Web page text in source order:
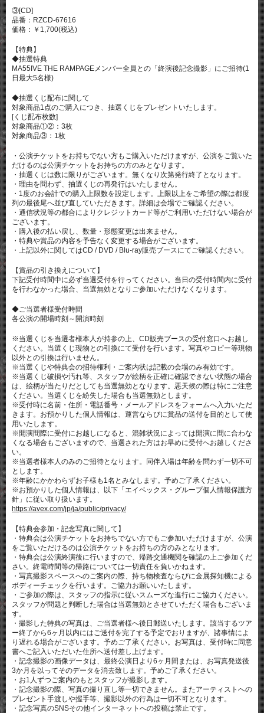
③[CD]
品番：RZCD-67616
価格：￥1,700(税込)
【特典】
◆抽選特典
MA55IVE THE RAMPAGEメンバー全員との「終演後記念撮影」にご招待(1
日最大5名様)
◆抽選くじ配布に関して
対象商品1点のご購入につき、抽選くじをプレゼントいたします。
[くじ配布枚数]
対象商品①②：3枚
対象商品③：1枚
・公演チケットをお持ちでない方もご購入いただけますが、公演をご覧いた
だけるのは公演チケットをお持ちの方のみとなります。
・抽選くじは数に限りがございます。無くなり次第発行終了となります。
・理由を問わず、抽選くじの再発行はいたしません。
・1度のお会計での購入上限数を設定します。上限以上をご希望の際は都度
列の最後尾へ並び直していただきます。詳細は会場でご確認ください。
・通信状況等の都合によりクレジットカード等がご利用いただけない場合が
ございます。
・購入後の払い戻し、数量・形態変更は出来ません。
・特典や賞品の内容を予告なく変更する場合がございます。
・上記以外に関してはCD / DVD / Blu-ray販売ブースにてご確認ください。
【賞品の引き換えについて】
下記受付時間中に必ず当選受付を行ってください。当日の受付時間内に受付
を行わなかった場合、当選無効となりご参加いただけなくなります。
◆ご当選者様受付時間
各公演の開場時刻～開演時刻
※当選くじを当選者様本人が持参の上、CD販売ブースの受付窓口へお越し
ください。当選くじ現物との引換にて受付を行います。写真やコピー等現物
以外との引換は行いません。
※当選くじや特典会の招待権利・ご案内状は記載の会場のみ有効です。
※当選くじ破損や汚れ等、スタッフが絵柄を正確に確認できない状態の場合
は、絵柄が当たりだとしても当選無効となります。悪天候の際は特にご注意
ください。当選くじを紛失した場合も当選無効とします。
※受付時に名前・住所・電話番号・メールアドレスをフォームへ入力いただ
きます。お預かりした個人情報は、運営ならびに賞品の送付を目的として使
用いたします。
※開演間際に受付にお越しになると、混雑状況によっては開演に間に合わな
くなる場合もございますので、当選された方はお早めに受付へお越しくださ
い。
※当選者様本人のみのご招待となります。同伴入場は年齢を問わず一切不可
とします。
※年齢にかかわらずお子様も1名とみなします。予めご了承ください。
※お預かりした個人情報は、以下「エイベックス・グループ個人情報保護方
針」に従い取り扱います。
https://avex.com/jp/ja/public/privacy/
【特典会参加・記念写真に関して】
・特典会は公演チケットをお持ちでない方でもご参加いただけますが、公演
をご覧いただけるのは公演チケットをお持ちの方のみとなります。
・特典会は公演終演後に行いますので、帰路交通機関を確認の上ご参加くだ
さい。終電時間等の帰路については一切責任を負いかねます。
・写真撮影スペースへのご案内の際、持ち物検査ならびに金属探知機による
ボディーチェックを行います。ご協力お願いいたします。
・ご参加の際は、スタッフの指示に従いスムーズな進行にご協力ください。
スタッフが問題と判断した場合は当選無効とさせていただく場合もございま
す。
・撮影した特典の写真は、ご当選者様へ後日郵送いたします。該当するツア
ー終了から6ヶ月以内にはご送付を完了する予定でおりますが、諸事情によ
り遅れる場合がございます。予めご了承ください。お写真は、受付時に同意
書へご記入いただいた住所へ送付差し上げます。
・記念撮影の画像データは、最終公演日より6ヶ月間または、お写真発送後
3か月を以ってそのデータを消去致します。予めご了承ください。
・お1人ずつご案内のもとスタッフが撮影します。
・記念撮影の際、写真の撮り直し等一切できません。またアーティストへの
プレゼント手渡しや握手等、撮影以外の行為は一切不可となります。
・記念写真のSNSその他インターネットへの投稿は禁止です。